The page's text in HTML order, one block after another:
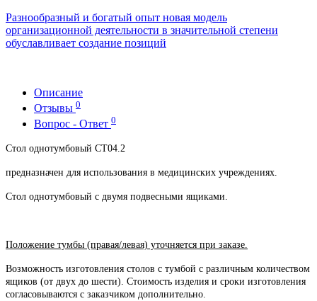
Разнообразный и богатый опыт новая модель
организационной деятельности в значительной степени
обуславливает создание позиций
Описание
Отзывы 0
Вопрос - Ответ 0
Стол однотумбовый СТ04.2
предназначен для использования в медицинских учреждениях.
Стол однотумбовый с двумя подвесными ящиками.
Положение тумбы (правая/левая) уточняется при заказе.
Возможность изготовления столов с тумбой с различным количеством
ящиков (от двух до шести). Стоимость изделия и сроки изготовления
согласовываются с заказчиком дополнительно.